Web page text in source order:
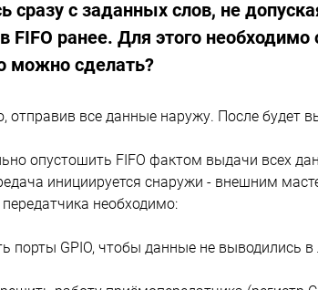
сразу с заданных слов, не
ранее. Для этого необходимо
можно сделать?
отправив все данные наружу. После будет
опустошить FIFO фактом выдачи всех
инициируется снаружи - внешним
необходимо:
порты GPIO, чтобы данные не выводились